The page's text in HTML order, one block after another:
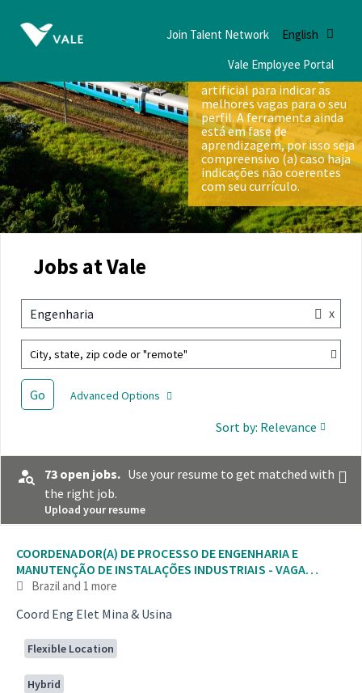
English
Join Talent Network
Vale Employee Portal
Nós utilizamos inteligência
artificial para indicar as
melhores vagas para o seu
perfil. A ferramenta ainda
está em fase de
aprendizagem, por isso seja
compreensivo (a) caso haja
indicações não coerentes
com seu currículo.
Jobs at Vale
Engenharia x
City, state, zip code or "remote"
Go Advanced Options
Sort by: Relevance
73 open jobs. Use your resume to get matched with
the right job.
Upload your resume
COORDENADOR(A) DE PROCESSO DE ENGENHARIA E
MANUTENÇÃO DE INSTALAÇÕES INDUSTRIAIS - VAGA
AFIRMATIVA P
Braziland 1 more
Coord Eng Elet Mina & Usina
Flexible Location
Hybrid